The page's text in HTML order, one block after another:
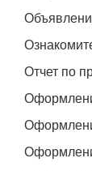
Отчет по